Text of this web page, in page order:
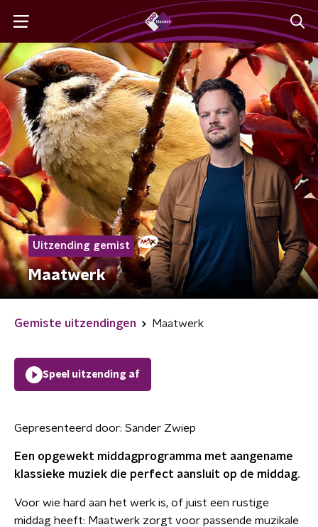
Uitzending gemist
Maatwerk
Gemiste uitzendingen Maatwerk
Speel uitzending af
Gepresenteerd door: Sander Zwiep
Een opgewekt middagprogramma met aangename
klassieke muziek die perfect aansluit op de middag.
Voor wie hard aan het werk is, of juist een rustige
middag heeft: Maatwerk zorgt voor passende muzikale